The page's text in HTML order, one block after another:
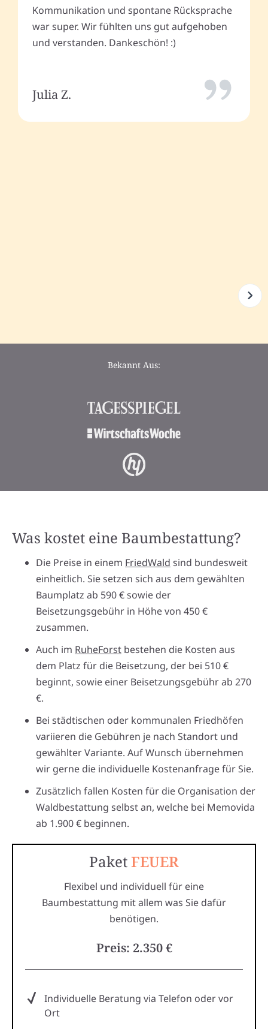
Kommunikation und spontane Rücksprache
war super. Wir fühlten uns gut aufgehoben
und verstanden. Dankeschön! :)
Julia Z.
Bekannt Aus:
Was kostet eine Baumbestattung?
Die Preise in einem FriedWald sind bundesweit
einheitlich. Sie setzen sich aus dem gewählten
Baumplatz ab 590 € sowie der
Beisetzungsgebühr in Höhe von 450 €
zusammen.
Auch im RuheForst bestehen die Kosten aus
dem Platz für die Beisetzung, der bei 510 €
beginnt, sowie einer Beisetzungsgebühr ab 270
€.
Bei städtischen oder kommunalen Friedhöfen
variieren die Gebühren je nach Standort und
gewählter Variante. Auf Wunsch übernehmen
wir gerne die individuelle Kostenanfrage für Sie.
Zusätzlich fallen Kosten für die Organisation der
Waldbestattung selbst an, welche bei Memovida
ab 1.900 € beginnen.
PaketFEUER
Flexibel und individuell für eine
Baumbestattung mit allem was Sie dafür
benötigen.
Preis: 2.350 €
Individuelle Beratung via Telefon oder vor
Ort